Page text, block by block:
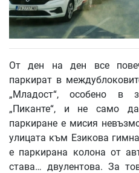
От ден на ден все
паркират в
„Младост“, особено в
„Пиканте“, и не само
паркиране е мисия
улицата към Езикова
е паркирана колона от
става… двулентова. За